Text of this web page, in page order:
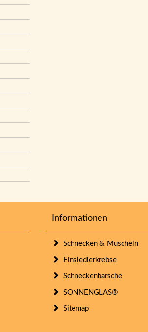
Informationen
Schnecken & Muscheln
Einsiedlerkrebse
Schneckenbarsche
SONNENGLAS®
Sitemap